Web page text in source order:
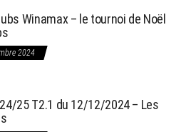
Winamax – le tournoi de Noël
2024
24/25 T2.1 du 12/12/2024 – Les